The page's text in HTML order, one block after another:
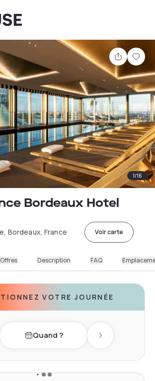
Partager
1/16
Bordeaux Hotel
Bordeaux, France Voir carte
Offres Description FAQ
VOTRE JOURNÉE
dayQuand ? Next day